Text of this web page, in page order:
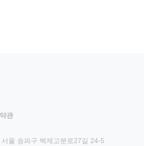
관
울 송파구 백제고분로27길 24-5